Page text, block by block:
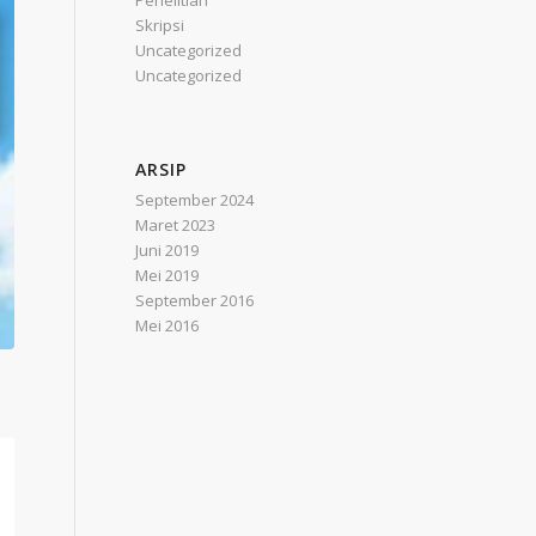
Skripsi
Uncategorized
Uncategorized
ARSIP
September 2024
Maret 2023
Juni 2019
Mei 2019
September 2016
Mei 2016